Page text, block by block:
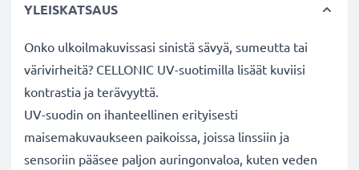
YLEISKATSAUS
Onko ulkoilmakuvissasi sinistä sävyä, sumeutta tai
värivirheitä? CELLONIC UV-suotimilla lisäät kuviisi
kontrastia ja terävyyttä.
UV-suodin on ihanteellinen erityisesti
maisemakuvaukseen paikoissa, joissa linssiin ja
sensoriin pääsee paljon auringonvaloa, kuten veden